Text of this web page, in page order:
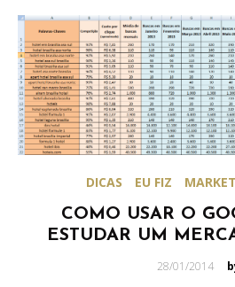
DICAS EU FIZ
COMO USAR O
ESTUDAR UM
Posted
28/01/2014